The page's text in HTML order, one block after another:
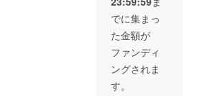
さい。
※ 上乗
せ支援
も大歓
迎です
※ 応援
コメン
ダーの
進め
方】 ・
オンラ
インで
のお打
ち合わ
間に打
ち合わ
せを実
施しま
す [備
考] ※ 作
品の内
甘酒（1
本） ・
藤原み
そこう
じ店の
米みそ
（1パッ
しょう
（笑）
イラス
トレー
ターひ
やまち
さとの
でに集まっ
た金額が
ファンディ
ングされま
す。